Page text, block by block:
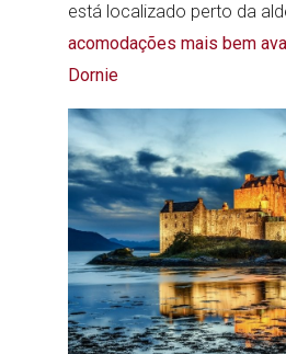
está localizado perto da
acomodações mais bem
Dornie